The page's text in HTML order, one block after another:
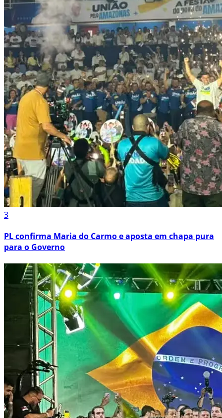
3
PL confirma Maria do Carmo e aposta em chapa pura
para o Governo